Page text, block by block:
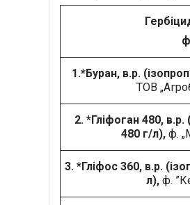
1.*Буран, в.р.
ТОВ
2. *Гліфоган 480, в.р.
480 г/л), ф.
3. *Гліфос 360, в.р.
л), ф.